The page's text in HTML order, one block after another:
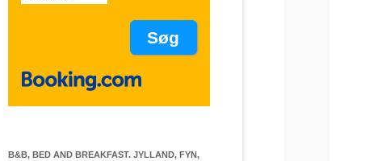
B&B, BED AND BREAKFAST. JYLLAND, FYN,